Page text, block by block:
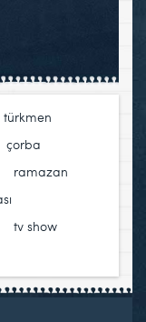
çorba
ramazan
tv show